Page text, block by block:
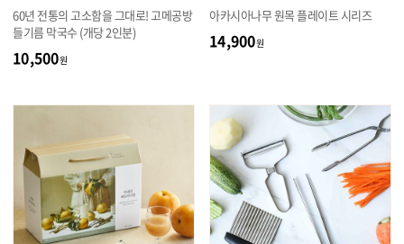
60년 전통의 고소함을 그대로! 고메공방
들기름 막국수 (개당 2인분)
10,500원
아카시아나무 원목 플레이트 시리즈
14,900원